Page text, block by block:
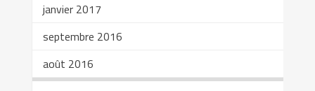
janvier 2017
septembre 2016
août 2016